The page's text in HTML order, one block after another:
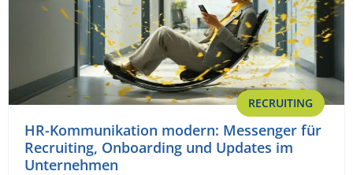
RECRUITING
HR-Kommunikation modern: Messenger für
Recruiting, Onboarding und Updates im
Unternehmen